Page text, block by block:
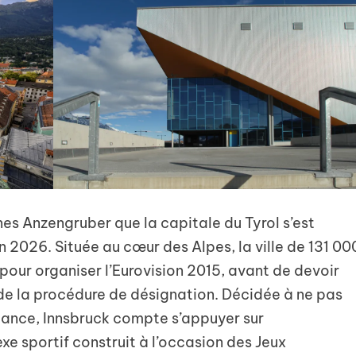
Anzengruber que la capitale du Tyrol s’est
2026. Située au cœur des Alpes, la ville de 131
organiser l’Eurovision 2015, avant de devoir
la procédure de désignation. Décidée à ne pas
Innsbruck compte s’appuyer sur
sportif construit à l’occasion des Jeux